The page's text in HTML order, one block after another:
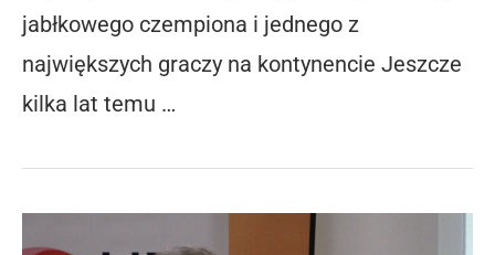
jabłkowego czempiona i jednego z
największych graczy na kontynencie Jeszcze
kilka lat temu …